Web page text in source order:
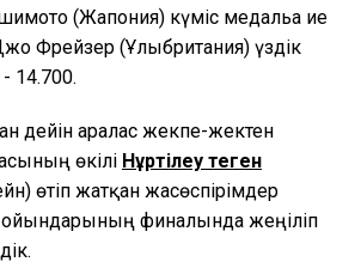
(Жапония) күміс медальға ие
Фрейзер (Ұлыбритания) үздік
- 14.700.
дейін аралас жекпе-жектен
өкілі Нұртілеу Өтеген
өтіп жатқан жасөспірімдер
ойындарының финалында жеңіліп